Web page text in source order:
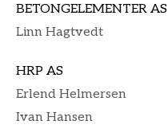
BETONGELEMENTER AS
Linn Hagtvedt
HRP AS
Erlend Helmersen
Ivan Hansen